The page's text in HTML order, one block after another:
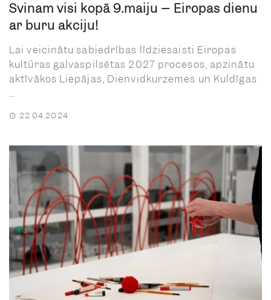
Svinam visi kopā 9.maiju – Eiropas dienu
ar buru akciju!
Lai veicinātu sabiedrības līdziesaisti Eiropas
kultūras galvaspilsētas 2027 procesos, apzinātu
aktīvākos Liepājas, Dienvidkurzemes un Kuldīgas
...
22.04.2024